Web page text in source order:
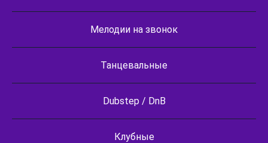
Мелодии на звонок
Танцевальные
Dubstep / DnB
Клубные